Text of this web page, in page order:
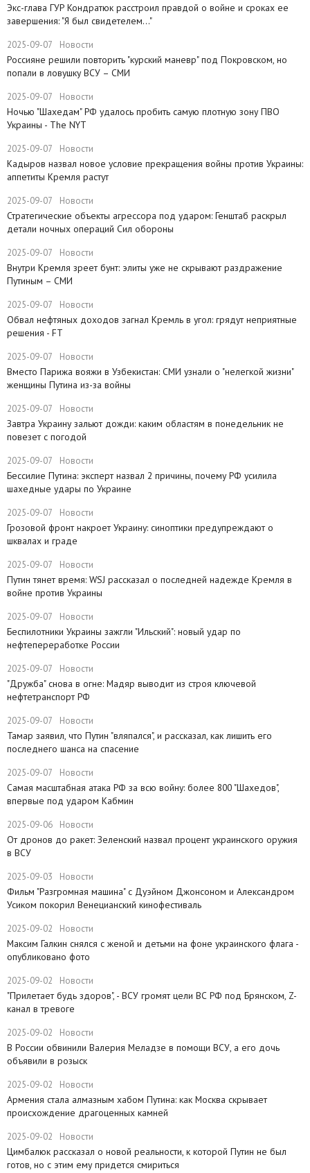
Экс-глава ГУР Кондратюк расстроил правдой о войне и сроках ее
завершения: "Я был свидетелем..."
2025-09-07 Новости
Россияне решили повторить "курский маневр" под Покровском, но
попали в ловушку ВСУ – СМИ
2025-09-07 Новости
​Ночью "Шахедам" РФ удалось пробить самую плотную зону ПВО
Украины - The NYT
2025-09-07 Новости
​Кадыров назвал новое условие прекращения войны против Украины:
аппетиты Кремля растут
2025-09-07 Новости
Стратегические объекты агрессора под ударом: Генштаб раскрыл
детали ночных операций Сил обороны
2025-09-07 Новости
Внутри Кремля зреет бунт: элиты уже не скрывают раздражение
Путиным – СМИ
2025-09-07 Новости
Обвал нефтяных доходов загнал Кремль в угол: грядут неприятные
решения - FT
2025-09-07 Новости
​Вместо Парижа вояжи в Узбекистан: СМИ узнали о "нелегкой жизни"
женщины Путина из-за войны
2025-09-07 Новости
Завтра Украину зальют дожди: каким областям в понедельник не
повезет с погодой
2025-09-07 Новости
​Бессилие Путина: эксперт назвал 2 причины, почему РФ усилила
шахедные удары по Украине
2025-09-07 Новости
​Грозовой фронт накроет Украину: синоптики предупреждают о
шквалах и граде
2025-09-07 Новости
​Путин тянет время: WSJ рассказал о последней надежде Кремля в
войне против Украины
2025-09-07 Новости
​Беспилотники Украины зажгли "Ильский": новый удар по
нефтепереработке России
2025-09-07 Новости
​"Дружба" снова в огне: Мадяр выводит из строя ключевой
нефтетранспорт РФ
2025-09-07 Новости
Тамар заявил, что Путин "вляпался", и рассказал, как лишить его
последнего шанса на спасение
2025-09-07 Новости
​Самая масштабная атака РФ за всю войну: более 800 "Шахедов",
впервые под ударом Кабмин
2025-09-06 Новости
От дронов до ракет: Зеленский назвал процент украинского оружия
в ВСУ
2025-09-03 Новости
Фильм "Разгромная машина" с Дуэйном Джонсоном и Александром
Усиком покорил Венецианский кинофестиваль
2025-09-02 Новости
Максим Галкин снялся с женой и детьми на фоне украинского флага -
опубликовано фото
2025-09-02 Новости
"Прилетает будь здоров", - ВСУ громят цели ВС РФ под Брянском, Z-
канал в тревоге
2025-09-02 Новости
В России обвинили Валерия Меладзе в помощи ВСУ, а его дочь
объявили в розыск
2025-09-02 Новости
Армения стала алмазным хабом Путина: как Москва скрывает
происхождение драгоценных камней
2025-09-02 Новости
Цимбалюк рассказал о новой реальности, к которой Путин не был
готов, но с этим ему придется смириться